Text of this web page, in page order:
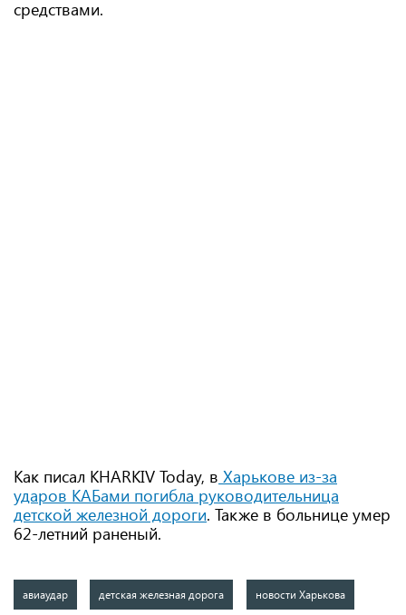
средствами.
Как писал KHARKIV Today, в Харькове из-за
ударов КАБами погибла руководительница
детской железной дороги. Также в больнице умер
62-летний раненый.
авиаудар детская железная дорога новости Харькова